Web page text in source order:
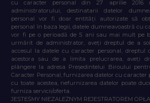
cu caracter personal din 27 aprilie 2016
administratorului, destinatarii datelor
personal vor fi doar entități autorizate să
personal în baza legii, datele dumneavoastră cu
vor fi pe o perioadă de 5 ani sau mai mult pe
urmărit de administrator, aveți dreptul de a
accesul la datele cu caracter personal, dreptul
acestora sau de a limita prelucrarea, aveți
plângere la adresa Președintelui Biroului
Caracter Personal, furnizarea datelor cu caracter
cu toate acestea, nefurnizarea datelor poate
furniza servicii/oferta.
JESTEŚMY NIEZALEŻNYM REJESTRATOREM